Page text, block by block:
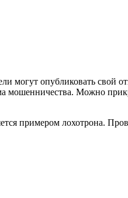
могут опубликовать свой
мошенничества. Можно
примером лохотрона.